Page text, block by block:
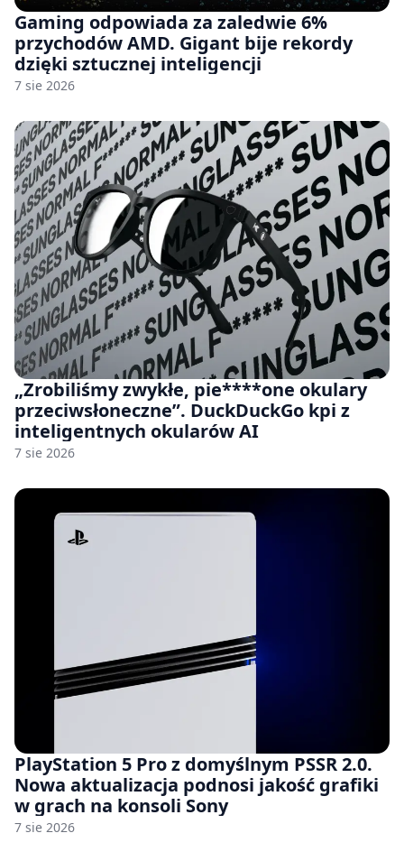
Gaming odpowiada za zaledwie 6%
przychodów AMD. Gigant bije rekordy
dzięki sztucznej inteligencji
7 sie 2026
„Zrobiliśmy zwykłe, pie****one okulary
przeciwsłoneczne”. DuckDuckGo kpi z
inteligentnych okularów AI
7 sie 2026
PlayStation 5 Pro z domyślnym PSSR 2.0.
Nowa aktualizacja podnosi jakość grafiki
w grach na konsoli Sony
7 sie 2026